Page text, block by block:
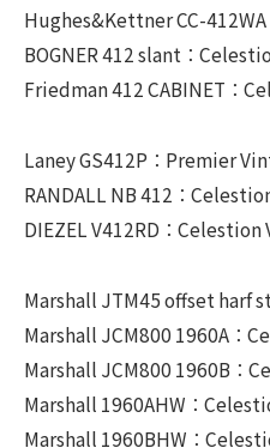
Hughes&Kettner CC-
BOGNER 412 slant：
Friedman 412 CABINET：
Laney GS412P：Premier
RANDALL NB 412：
DIEZEL V412RD：Celestion
Marshall JTM45 offset harf
Marshall JCM800 1960A：
Marshall JCM800 1960B：
Marshall 1960AHW：
Marshall 1960BHW：